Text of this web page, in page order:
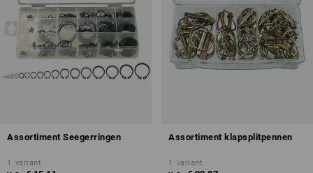
Assortiment Seegerringen
1 variant
Assortiment klapsplitpennen
1 variant